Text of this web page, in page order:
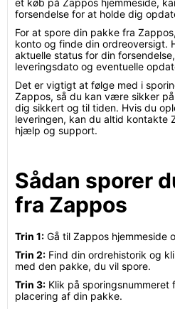
et køb på Zappos hjemmeside,
forsendelse for at holde dig
For at spore din pakke fra
konto og finde din ordreoversigt.
aktuelle status for din
leveringsdato og eventuelle
Det er vigtigt at følge med i
Zappos, så du kan være sikker
dig sikkert og til tiden. Hvis du
leveringen, kan du altid kontakte
hjælp og support.
Sådan sporer
fra Zappos
Trin 1: Gå til Zappos hjemmeside
Trin 2: Find din ordrehistorik og
med den pakke, du vil spore.
Trin 3: Klik på sporingsnummeret
placering af din pakke.